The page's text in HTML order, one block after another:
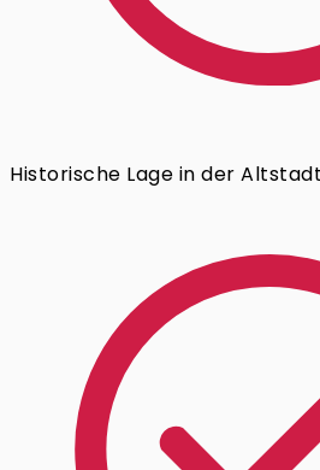
Historische Lage in der